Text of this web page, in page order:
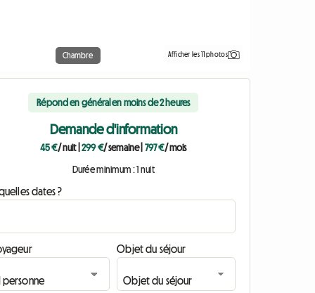
Chambre Afficher les 11 photos
Répond en général en moins de 2 heures
Demande d'information
45 €/ nuit|299 €/ semaine| 797 €/ mois
Durée minimum : 1 nuit
dates ?
Objet du séjour